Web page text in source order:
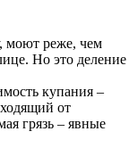
моют реже, чем
Но это деление
купания –
от
грязь – явные